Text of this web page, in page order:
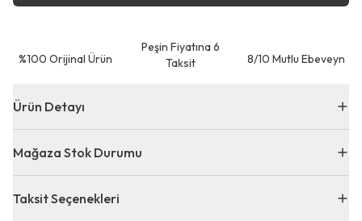
⁠%100 Orijinal Ürün
Peşin Fiyatına 6
Taksit
8/10 Mutlu Ebeveyn
Ürün Detayı
Mağaza Stok Durumu
Taksit Seçenekleri